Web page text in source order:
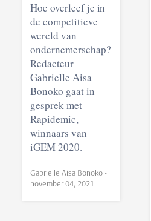
Hoe overleef je in
de competitieve
wereld van
ondernemerschap?
Redacteur
Gabrielle Aisa
Bonoko gaat in
gesprek met
Rapidemic,
winnaars van
iGEM 2020.
Gabrielle Aisa Bonoko •
november 04, 2021